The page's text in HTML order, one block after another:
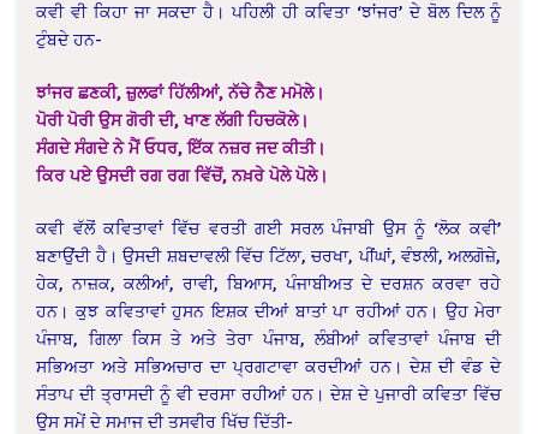
ਕਵੀ ਵੀ ਕਿਹਾ ਜਾ ਸਕਦਾ ਹੈ। ਪਹਿਲੀ ਹੀ ਕਵਿਤਾ ‘ਝਾਂਜਰ’ ਦੇ ਬੋਲ ਦਿਲ ਨੂੰ
ਟੁੰਬਦੇ ਹਨ-
ਝਾਂਜਰ ਛਣਕੀ, ਜ਼ੁਲਫਾਂ ਹਿੱਲੀਆਂ, ਨੱਚੇ ਨੈਣ ਮਮੋਲੇ।
ਪੋਰੀ ਪੋਰੀ ਉਸ ਗੋਰੀ ਦੀ, ਖਾਣ ਲੱਗੀ ਹਿਚਕੋਲੇ।
ਸੰਗਦੇ ਸੰਗਦੇ ਨੇ ਮੈਂ ਓਧਰ, ਇੱਕ ਨਜ਼ਰ ਜਦ ਕੀਤੀ।
ਕਿਰ ਪਏ ਉਸਦੀ ਰਗ ਰਗ ਵਿੱਚੋਂ, ਨਖ਼ਰੇ ਪੋਲੇ ਪੋਲੇ।
ਕਵੀ ਵੱਲੋਂ ਕਵਿਤਾਵਾਂ ਵਿੱਚ ਵਰਤੀ ਗਈ ਸਰਲ ਪੰਜਾਬੀ ਉਸ ਨੂੰ ‘ਲੋਕ ਕਵੀ’
ਬਣਾਉਂਦੀ ਹੈ। ਉਸਦੀ ਸ਼ਬਦਾਵਲੀ ਵਿੱਚ ਟਿੱਲਾ, ਚਰਖਾ, ਪੀਂਘਾਂ, ਵੰਝਲੀ, ਅਲਗੋਜ਼ੇ,
ਹੇਕ, ਨਾਜ਼ਕ, ਕਲੀਆਂ, ਰਾਵੀ, ਬਿਆਸ, ਪੰਜਾਬੀਅਤ ਦੇ ਦਰਸ਼ਨ ਕਰਵਾ ਰਹੇ
ਹਨ। ਕੁਝ ਕਵਿਤਾਵਾਂ ਹੁਸਨ ਇਸ਼ਕ ਦੀਆਂ ਬਾਤਾਂ ਪਾ ਰਹੀਆਂ ਹਨ। ਉਹ ਮੇਰਾ
ਪੰਜਾਬ, ਗਿਲਾ ਕਿਸ ਤੇ ਅਤੇ ਤੇਰਾ ਪੰਜਾਬ, ਲੰਬੀਆਂ ਕਵਿਤਾਵਾਂ ਪੰਜਾਬ ਦੀ
ਸਭਿਅਤਾ ਅਤੇ ਸਭਿਅਚਾਰ ਦਾ ਪ੍ਰਗਟਾਵਾ ਕਰਦੀਆਂ ਹਨ। ਦੇਸ਼ ਦੀ ਵੰਡ ਦੇ
ਸੰਤਾਪ ਦੀ ਤ੍ਰਾਸਦੀ ਨੂੰ ਵੀ ਦਰਸਾ ਰਹੀਆਂ ਹਨ। ਦੇਸ਼ ਦੇ ਪੁਜਾਰੀ ਕਵਿਤਾ ਵਿੱਚ
ਉਸ ਸਮੇਂ ਦੇ ਸਮਾਜ ਦੀ ਤਸਵੀਰ ਖਿੱਚ ਦਿੱਤੀ-